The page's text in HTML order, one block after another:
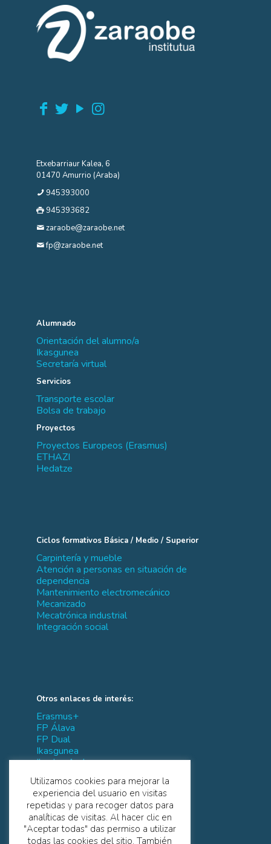
Etxebarriaur Kalea, 6
01470 Amurrio (Araba)
945393000
945393682
zaraobe@zaraobe.net
fp@zaraobe.net
Alumnado
Orientación del alumno/a
Ikasgunea
Secretaría virtual
Servicios
Transporte escolar
Bolsa de trabajo
Proyectos
Proyectos Europeos (Erasmus)
ETHAZI
Hedatze
Ciclos formativos Básica / Medio / Superior
Carpintería y mueble
Atención a personas en situación de
dependencia
Mantenimiento electromecánico
Mecanizado
Mecatrónica industrial
Integración social
Otros enlaces de interés:
Erasmus+
FP Álava
FP Dual
Ikasgunea
Ikaslan Araba
Tknika
Utilizamos cookies para mejorar la
experiencia del usuario en visitas
repetidas y para recoger datos para
analíticas de visitas. Al hacer clic en
"Aceptar todas" das permiso a utilizar
todas las cookies del sitio. También